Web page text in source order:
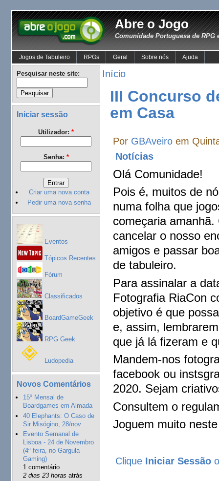
Abre o Jogo
Comunidade Portuguesa de RPG
Jogos de Tabuleiro RPGs Geral Sobre nós Ajuda
Pesquisar neste site:
Iniciar sessão
Utilizador: *
Senha: *
Criar uma nova conta
Pedir uma nova senha
Eventos
Tópicos Recentes
Fórum
Classificados
BoardGameGeek
RPG Geek
Ludopedia
Novos Comentários
15º Mensal de
Boardgames em Almada
40 Elephants: O Caso de
Sir Misógino, 28/nov
Evento Semanal de
Lisboa - 24 de Novembro
(4ª feira, no Gargula
Gaming)
1 comentário
2 dias 23 horas atrás
Início
III Concurso
em Casa
Por GBAveiro em
Notícias
Olá Comunidade!
Pois é, muitos de
numa folha que
começaria
cancelar o nosso
amigos e passar
de tabuleiro.
Para assinalar a
Fotografia RiaCon
objetivo é que
e, assim,
que já lá fizeram e
Mandem-nos
facebook ou
2020. Sejam
Consultem o
Joguem muito
Clique Iniciar Sessão